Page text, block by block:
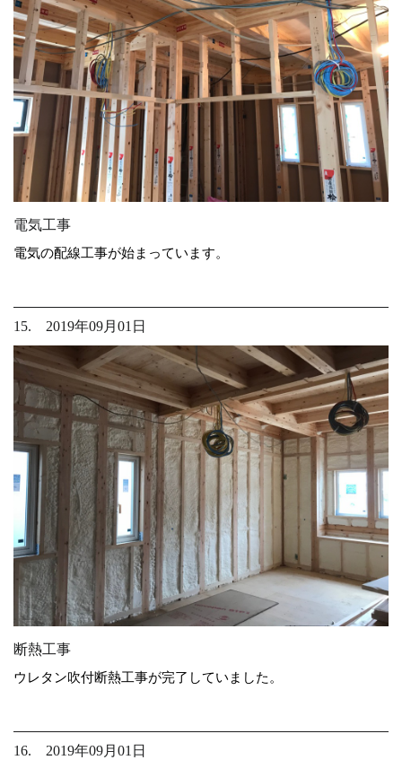
電気工事
電気の配線工事が始まっています。
15. 2019年09月01日
断熱工事
ウレタン吹付断熱工事が完了していました。
16. 2019年09月01日